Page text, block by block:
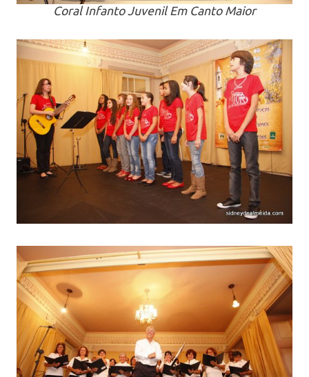
Coral Infanto Juvenil Em Canto Maior